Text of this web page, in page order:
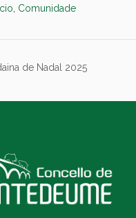
Comunidade
de Nadal 2025